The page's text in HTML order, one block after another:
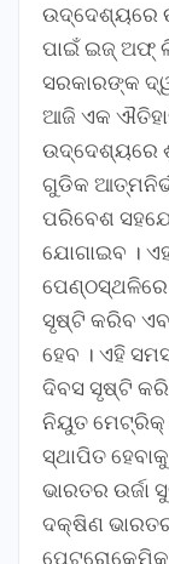
ଉଦ୍ଦେଶ୍ୟରେ
ପାଇଁ ଇଜ୍ ଅଫ୍
ସରକାରଙ୍କ
ଆଜି ଏକ
ଉଦ୍ଦେଶ୍ୟରେ
ଗୁଡିକ
ପରିବେଶ
ଯୋଗାଇବ ।
ପେଣ୍ଠସ୍ଥଳିରେ
ସୃଷ୍ଟି କରିବ
ହେବ । ଏହି
ଦିବସ ସୃଷ୍ଟି
ନିୟୁତ ମେଟ୍ରିକ୍
ସ୍ଥାପିତ
ଭାରତର ଉର୍ଜା
ଦକ୍ଷିଣ